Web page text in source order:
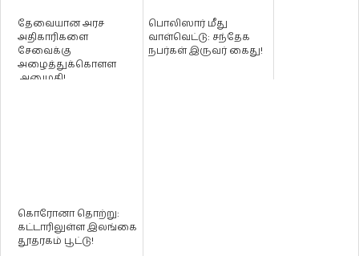
தேவையான அரச
அதிகாரிகளை
சேவைக்கு
அழைத்துக்கொளள
அனுமதி!
பொலிஸார் மீது
வாள்வெட்டு: சந்தேக
நபர்கள் இருவர் கைது!
கொரோனா தொற்று:
கட்டாரிலுள்ள இலங்கை
தூதரகம் பூட்டு!